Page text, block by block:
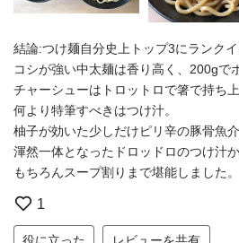
結論:つけ麺自分史上トップ3にランクイ
コシが強い中太麺は香り高く、200gで
チャーシューはトロットロで箸で持ち
何より特筆すべきはつけ汁。
柚子が効いた少しだけピリ辛の豚骨魚
渾然一体となったドロッドロのつけ汁
もちろんスープ割りまで堪能しました。
1